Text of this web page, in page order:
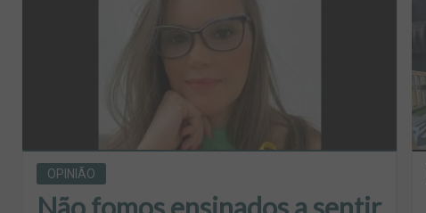
OPINIÃO
Não fomos ensinados a sentir